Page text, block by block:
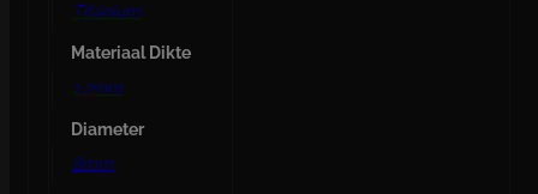
Titanium
Materiaal Dikte
1.2mm
Diameter
8mm